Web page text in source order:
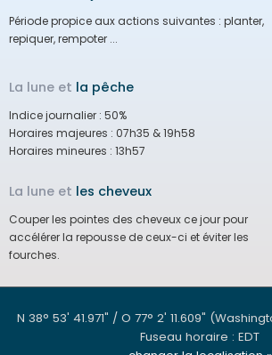
Période propice aux actions suivantes : planter,
repiquer, rempoter ...
La lune et la pêche
Indice journalier : 50%
Horaires majeures : 07h35 & 19h58
Horaires mineures : 13h57
La lune et les cheveux
Couper les pointes des cheveux ce jour pour
accélérer la repousse de ceux-ci et éviter les
fourches.
N 38° 53' 41.971" / O 77° 2' 11.609"
Fuseau horaire : EDT